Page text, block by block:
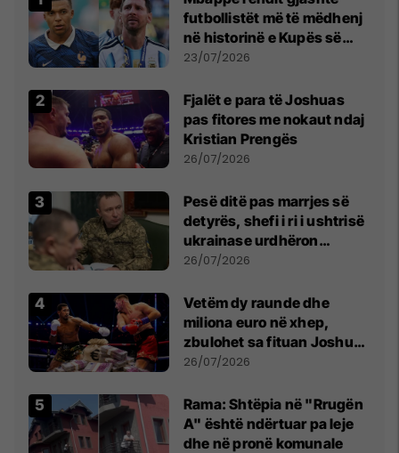
futbollistët më të mëdhenj
në historinë e Kupës së
Botës, Messi mbetet i dyti
23/07/2026
Fjalët e para të Joshuas
pas fitores me nokaut ndaj
Kristian Prengës
26/07/2026
Pesë ditë pas marrjes së
detyrës, shefi i ri i ushtrisë
ukrainase urdhëron
kontroll të madh
26/07/2026
Vetëm dy raunde dhe
miliona euro në xhep,
zbulohet sa fituan Joshua
e Prenga
26/07/2026
Rama: Shtëpia në "Rrugën
A" është ndërtuar pa leje
dhe në pronë komunale